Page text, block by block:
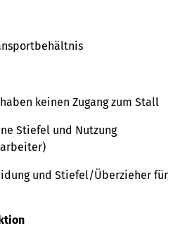
keinen Zugang zum Stall
Stiefel und Nutzung
und Stiefel/Überzieher für